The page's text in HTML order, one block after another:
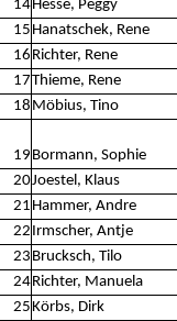
14Hesse, Peggy
15 Hanatschek, Rene
16 Richter, Rene
17Thieme, Rene
18 Möbius, Tino
19 Bormann, Sophie
20Joestel, Klaus
21 Hammer, Andre
22 Irmscher, Antje
23 Brucksch, Tilo
24Richter, Manuela
25Körbs, Dirk